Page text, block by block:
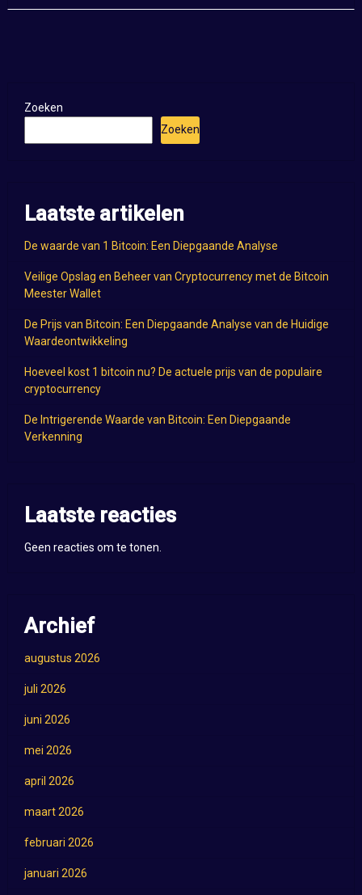
Zoeken
Zoeken
Laatste artikelen
De waarde van 1 Bitcoin: Een Diepgaande Analyse
Veilige Opslag en Beheer van Cryptocurrency met de Bitcoin
Meester Wallet
De Prijs van Bitcoin: Een Diepgaande Analyse van de Huidige
Waardeontwikkeling
Hoeveel kost 1 bitcoin nu? De actuele prijs van de populaire
cryptocurrency
De Intrigerende Waarde van Bitcoin: Een Diepgaande
Verkenning
Laatste reacties
Geen reacties om te tonen.
Archief
augustus 2026
juli 2026
juni 2026
mei 2026
april 2026
maart 2026
februari 2026
januari 2026